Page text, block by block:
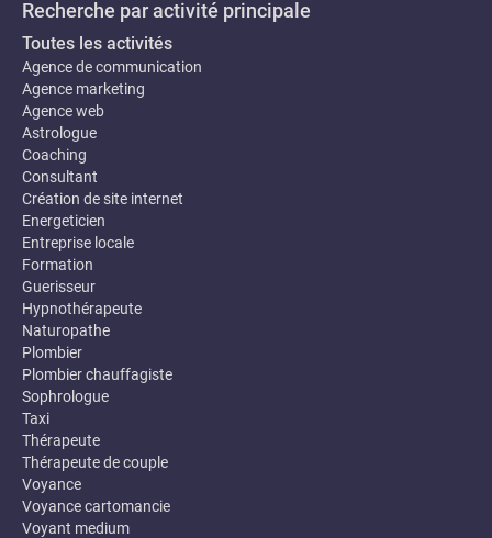
Recherche par activité principale
Toutes les activités
Agence de communication
Agence marketing
Agence web
Astrologue
Coaching
Consultant
Création de site internet
Energeticien
Entreprise locale
Formation
Guerisseur
Hypnothérapeute
Naturopathe
Plombier
Plombier chauffagiste
Sophrologue
Taxi
Thérapeute
Thérapeute de couple
Voyance
Voyance cartomancie
Voyant medium